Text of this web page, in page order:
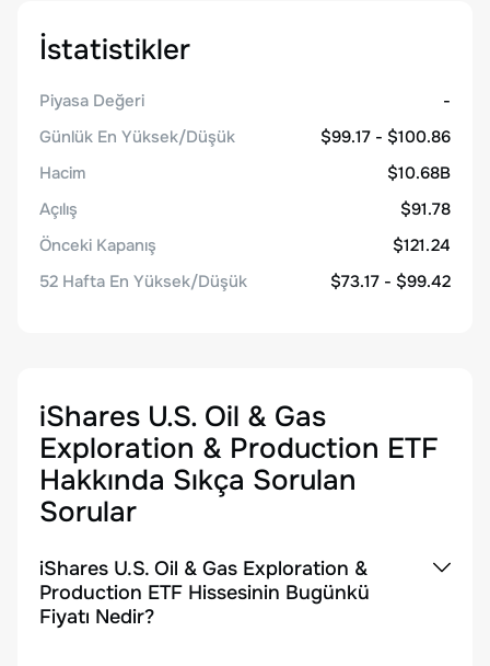
İstatistikler
Piyasa Değeri
-
Günlük En Yüksek/Düşük
$99.17 - $100.86
Hacim
$10.68B
Açılış
$91.78
Önceki Kapanış
$121.24
52 Hafta En Yüksek/Düşük
$73.17 - $99.42
iShares U.S. Oil & Gas
Exploration & Production ETF
Hakkında Sıkça Sorulan
Sorular
iShares U.S. Oil & Gas Exploration &
Production ETF Hissesinin Bugünkü
Fiyatı Nedir?